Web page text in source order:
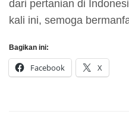
dari pertanian di
kali ini, semoga
Bagikan ini:
Facebook X